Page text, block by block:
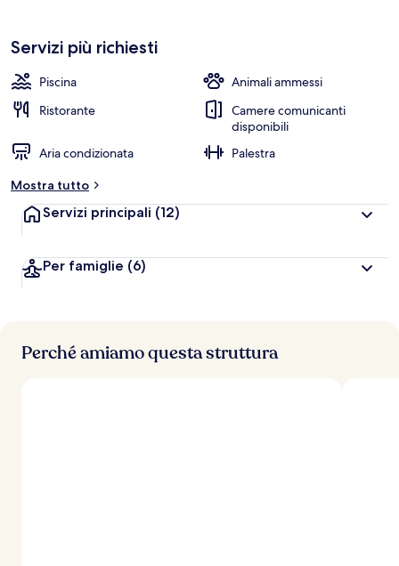
Servizi più richiesti
Piscina
Animali ammessi
Ristorante
Camere comunicanti
disponibili
Aria condizionata
Palestra
Mostra tutto
Servizi principali (12)
Per famiglie (6)
Perché amiamo questa struttura